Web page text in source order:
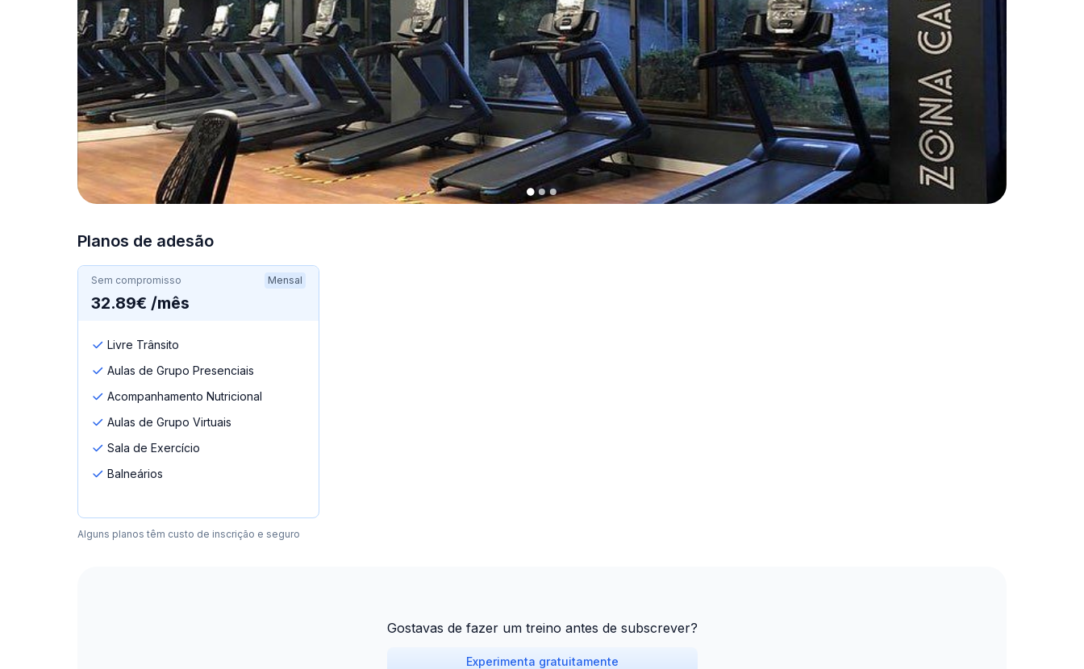
Planos de adesão
Sem compromisso Mensal
32.89€ /mês
Livre Trânsito
Aulas de Grupo Presenciais
Acompanhamento Nutricional
Aulas de Grupo Virtuais
Sala de Exercício
Balneários
Alguns planos têm custo de inscrição e seguro
Gostavas de fazer um treino antes de subscrever?
Experimenta gratuitamente